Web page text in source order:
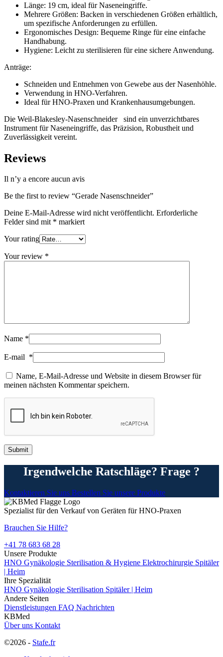
Länge: 19 cm, ideal für Naseneingriffe.
Mehrere Größen: Backen in verschiedenen Größen erhältlich,
um spezifische Anforderungen zu erfüllen.
Ergonomisches Design: Bequeme Ringe für eine einfache
Handhabung.
Hygiene: Leicht zu sterilisieren für eine sichere Anwendung.
Anträge:
Schneiden und Entnehmen von Gewebe aus der Nasenhöhle.
Verwendung in HNO-Verfahren.
Ideal für HNO-Praxen und Krankenhausumgebungen.
Die Weil-Blakesley-Nasenschneider sind ein unverzichtbares
Instrument für Naseneingriffe, das Präzision, Robustheit und
Zuverlässigkeit vereint.
Reviews
Il n’y a encore aucun avis
Be the first to review “Gerade Nasenschneider”
Deine E-Mail-Adresse wird nicht veröffentlicht. Erforderliche
Felder sind mit * markiert
Your rating
Your review *
Name *
E-mail *
Name, E-Mail-Adresse und Website in diesem Browser für
meinen nächsten Kommentar speichern.
Irgendwelche Ratschläge? Frage ?
Kontaktieren Sie uns Bestellen Sie unsere Produkte
Spezialist für den Verkauf von Geräten für HNO-Praxen
Brauchen Sie Hilfe?
+41 78 683 68 28
Unsere Produkte
HNO Gynäkologie Sterilisation & Hygiene Elektrochirurgie Spitäler
| Heim
Ihre Spezialität
HNO Gynäkologie Sterilisation Spitäler | Heim
Andere Seiten
Dienstleistungen FAQ Nachrichten
KBMed
Über uns Kontakt
©2026 - Stafe.fr